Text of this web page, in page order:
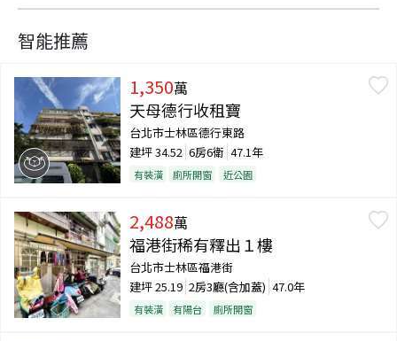
智能推薦
1,350萬
天母德行收租寶
台北市士林區德行東路
建坪34.52 6房6衛 47.1年
有裝潢 廁所開窗 近公園
2,488萬
福港街稀有釋出１樓
台北市士林區福港街
建坪25.19 2房3廳(含加蓋) 47.0年
有裝潢 有陽台 廁所開窗